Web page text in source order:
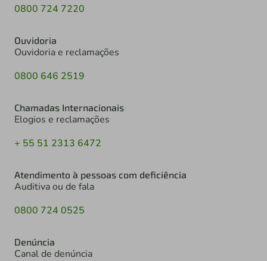
0800 724 7220
Ouvidoria
Ouvidoria e reclamações
0800 646 2519
Chamadas Internacionais
Elogios e reclamações
+ 55 51 2313 6472
Atendimento à pessoas com deficiência
Auditiva ou de fala
0800 724 0525
Denúncia
Canal de denúncia